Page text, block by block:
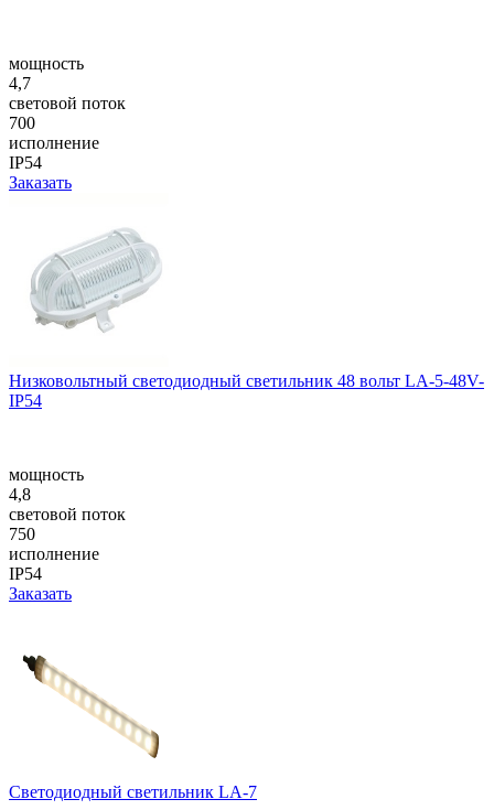
мощность
4,7
световой поток
700
исполнение
IP54
Заказать
Низковольтный светодиодный светильник 48 вольт LA-5-48V-
IP54
мощность
4,8
световой поток
750
исполнение
IP54
Заказать
Светодиодный светильник LA-7